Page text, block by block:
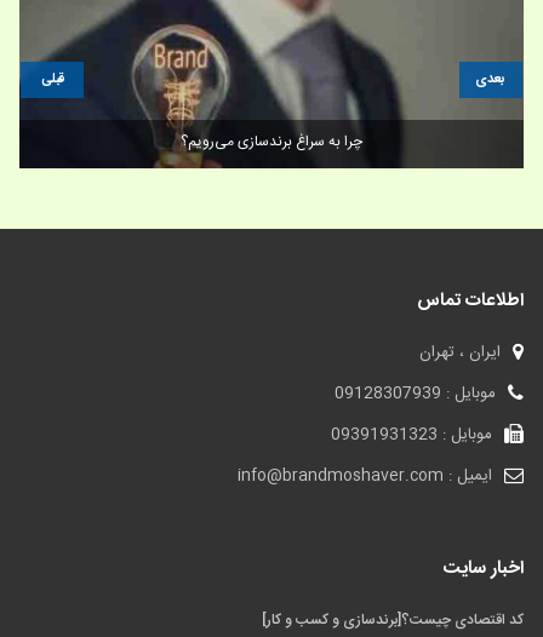
چرا به سراغ برندسازی می‌رویم؟
قبلی بعدی
اطلاعات تماس
ایران ، تهران
موبایل : 09128307939
موبایل : 09391931323
ایمیل : info@brandmoshaver.com
اخبار سایت
کد اقتصادی چیست؟[برندسازی و کسب و کار]